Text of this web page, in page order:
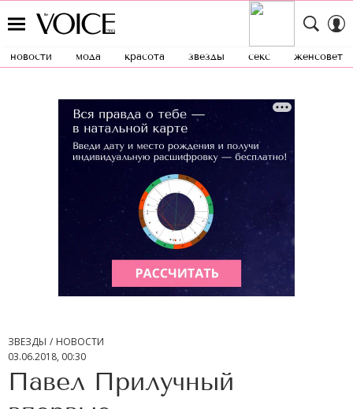
новости мода красота звезды секс женсовет
ЗВЕЗДЫ
НОВОСТИ
03.06.2018, 00:30
Павел Прилучный